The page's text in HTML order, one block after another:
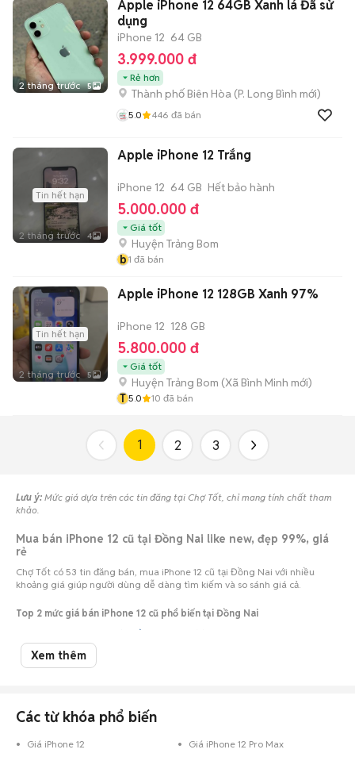
2 tháng trước 5
Apple iPhone 12 64GB Xanh lá Đã sử
dụng
iPhone 12 64 GB
3.999.000 đ
Rẻ hơn
Thành phố Biên Hòa (P. Long Bình mới)
5.0 446 đã bán
Tin hết hạn
2 tháng trước 4
Apple iPhone 12 Trắng
iPhone 12 64 GB Hết bảo hành
5.000.000 đ
Giá tốt
Huyện Trảng Bom
b1 đã bán
Tin hết hạn
2 tháng trước 5
Apple iPhone 12 128GB Xanh 97%
iPhone 12 128 GB
5.800.000 đ
Giá tốt
Huyện Trảng Bom (Xã Bình Minh mới)
T 5.0 10 đã bán
1 2 3
Lưu ý: Mức giá dựa trên các tin đăng tại Chợ Tốt, chỉ mang tính chất tham
khảo.
Mua bán iPhone 12 cũ tại Đồng Nai like new, đẹp 99%, giá
rẻ
Chợ Tốt có 53 tin đăng bán, mua iPhone 12 cũ tại Đồng Nai với nhiều
khoảng giá giúp người dùng dễ dàng tìm kiếm và so sánh giá cả.
Top 2 mức giá bán iPhone 12 cũ phổ biến tại Đồng Nai
iPhone 12 giá 3 - 5 triệu Đồng Nai
iPhone 12 giá 5 - 7 triệu Đồng Nai
Xem thêm
Các từ khóa phổ biến
Giá iPhone 12
Giá iPhone 12 Pro Max